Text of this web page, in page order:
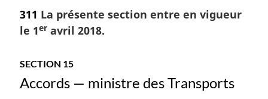
t
e
a
r
g
311 La présente section entre en vigueur
le 1er avril 2018.
SECTION 15
Accords — ministre des Transports